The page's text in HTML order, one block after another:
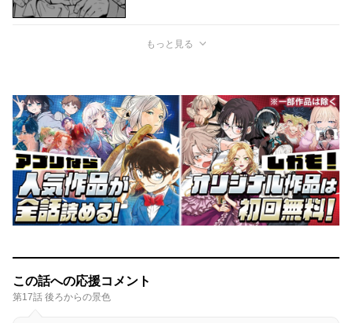
もっと見る
この話への応援コメント
第17話 後ろからの景色